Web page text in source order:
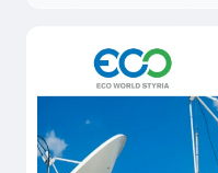
Strategiefragen ist ein
gemeinsam erstrebter
Anspruch formuliert.
Die nächsten Schritte
sind transparent.
ECO WORLD STYRIA
Niki Berlakovich
ZIELE
Entwicklung eines
Zukunftsradar-Systems